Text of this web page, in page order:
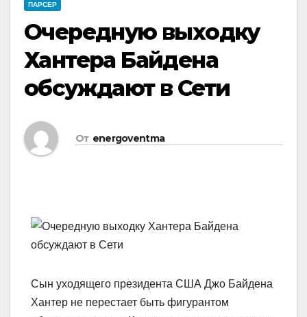
ПАРСЕР
Очередную выходку
Хантера Байдена
обсуждают в Сети
От energoventma
Сын уходящего президента США Джо Байдена
Хантер не перестает быть фигурантом